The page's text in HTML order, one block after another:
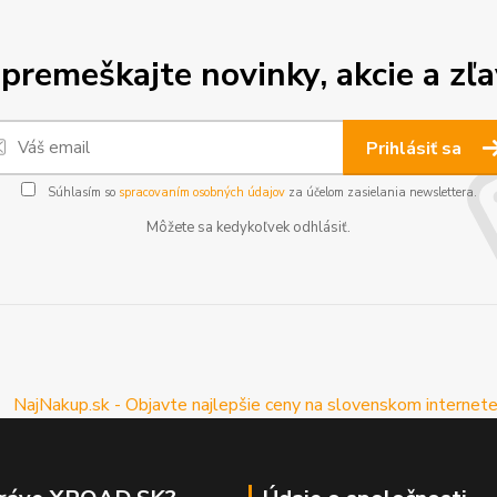
novinky, akcie a
Prihlásiť sa
Súhlasím so spracovaním osobných údajovza účelom zasielania newslettera.
Môžete sa kedykoľvek odhlásiť.